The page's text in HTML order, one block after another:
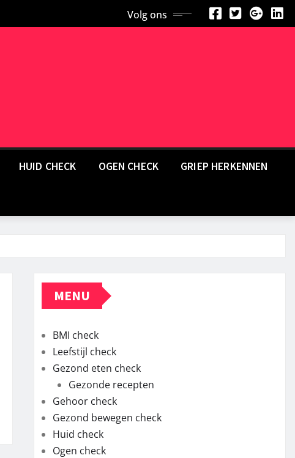
Volg ons
HUID CHECK OGEN CHECK GRIEP HERKENNEN
MENU
BMI check
Leefstijl check
Gezond eten check
Gezonde recepten
Gehoor check
Gezond bewegen check
Huid check
Ogen check